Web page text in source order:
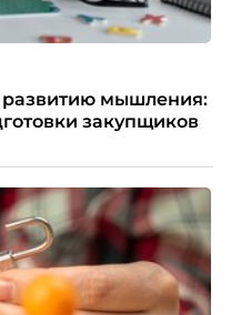
развитию мышления:
закупщиков